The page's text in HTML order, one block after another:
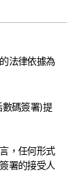
法律依據為
碼簽署)提
，任何形式
署的接受人